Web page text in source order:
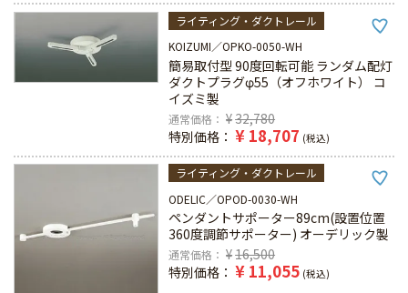
ライティング・ダクトレール
KOIZUMI
OPKO-0050-WH
簡易取付型 90度回転可能 ランダム配灯
ダクトプラグφ55（オフホワイト） コ
イズミ製
通常価格 ¥32,780
特別価格
¥ 18,707 税込
ライティング・ダクトレール
ODELIC
OPOD-0030-WH
ペンダントサポーター89cm(設置位置
360度調節サポーター) オーデリック製
通常価格 ¥16,500
特別価格
¥ 11,055 税込